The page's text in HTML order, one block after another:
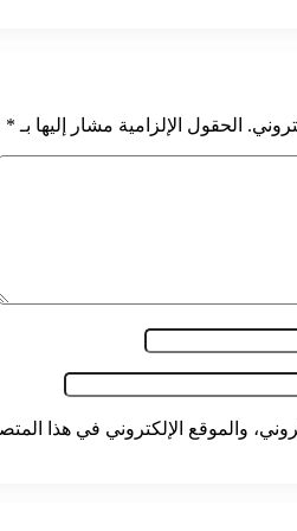
الحقول الإلزامية مشار إليها بـ *
والموقع الإلكتروني في هذا